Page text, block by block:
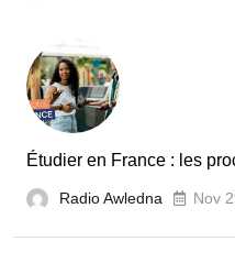
et
écoles
Étudier en France : les
Radio Awledna Nov